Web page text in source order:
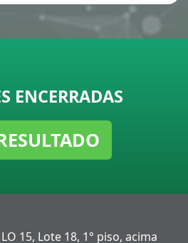
ENCERRADAS
15, Lote 18, 1° piso, acima